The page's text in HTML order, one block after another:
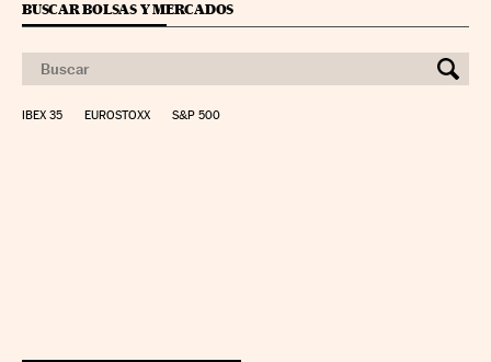
BUSCAR BOLSAS Y MERCADOS
IBEX 35 EUROSTOXX S&P 500